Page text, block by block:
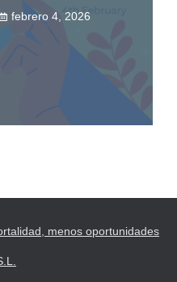
febrero 4, 2026
menos oportunidades